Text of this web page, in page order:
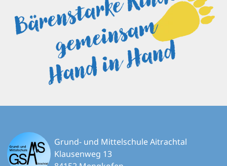
Grund- und Mittelschule Aitrachtal
Klausenweg 13